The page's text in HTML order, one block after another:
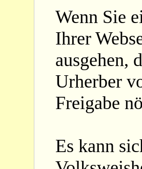
Wenn Sie
Ihrer
ausgehen,
Urherber
Freigabe
Es kann